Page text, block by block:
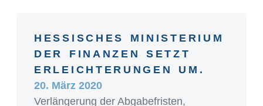
HESSISCHES MINISTERIUM
DER FINANZEN SETZT
ERLEICHTERUNGEN UM.
20. März 2020
Verlängerung der Abgabefristen,